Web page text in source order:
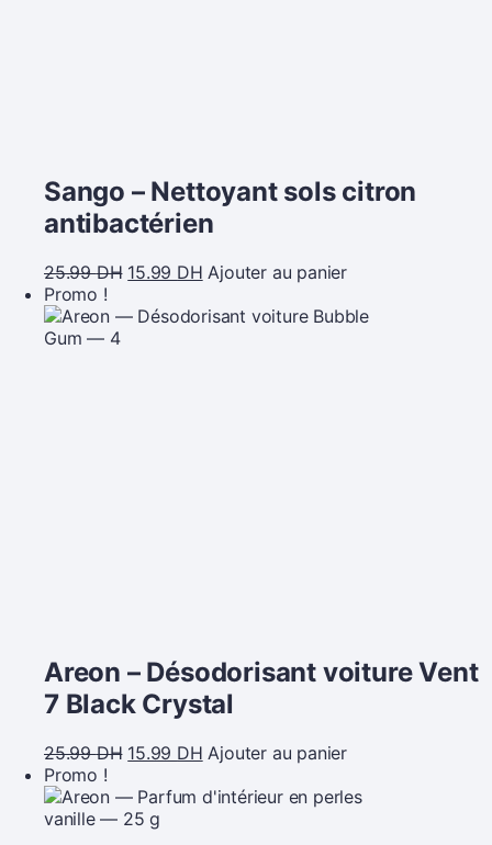
Sango – Nettoyant sols citron
antibactérien
25.99DH 15.99 DH Ajouter au panier
Promo !
Areon – Désodorisant voiture Vent
7 Black Crystal
25.99DH 15.99 DH Ajouter au panier
Promo !